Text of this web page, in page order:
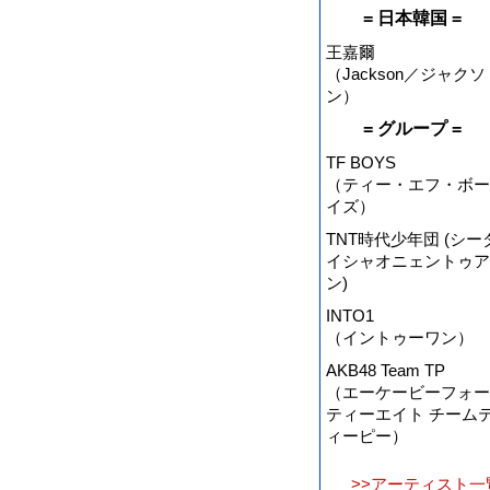
= 日本韓国 =
王嘉爾
（Jackson／ジャクソ
ン）
= グループ =
TF BOYS
（ティー・エフ・ボー
イズ）
TNT時代少年団 (シー
イシャオニェントゥア
ン)
INTO1
（イントゥーワン）
AKB48 Team TP
（エーケービーフォー
ティーエイト チーム
ィーピー）
>>アーティスト一